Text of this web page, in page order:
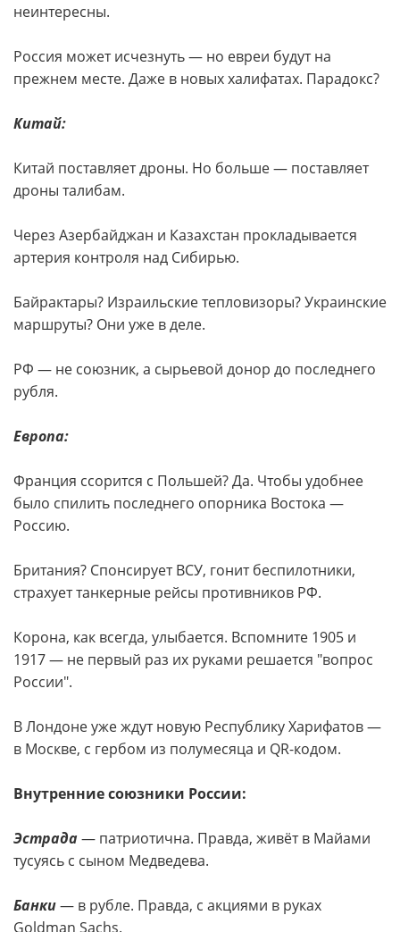
неинтересны.
Россия может исчезнуть — но евреи будут на
прежнем месте. Даже в новых халифатах. Парадокс?
Китай:
Китай поставляет дроны. Но больше — поставляет
дроны талибам.
Через Азербайджан и Казахстан прокладывается
артерия контроля над Сибирью.
Байрактары? Израильские тепловизоры? Украинские
маршруты? Они уже в деле.
РФ — не союзник, а сырьевой донор до последнего
рубля.
Европа:
Франция ссорится с Польшей? Да. Чтобы удобнее
было спилить последнего опорника Востока —
Россию.
Британия? Спонсирует ВСУ, гонит беспилотники,
страхует танкерные рейсы противников РФ.
Корона, как всегда, улыбается. Вспомните 1905 и
1917 — не первый раз их руками решается "вопрос
России".
В Лондоне уже ждут новую Республику Харифатов —
в Москве, с гербом из полумесяца и QR-кодом.
Внутренние союзники России:
Эстрада— патриотична. Правда, живёт в Майами
тусуясь с сыном Медведева.
Банки— в рубле. Правда, с акциями в руках
Goldman Sachs.